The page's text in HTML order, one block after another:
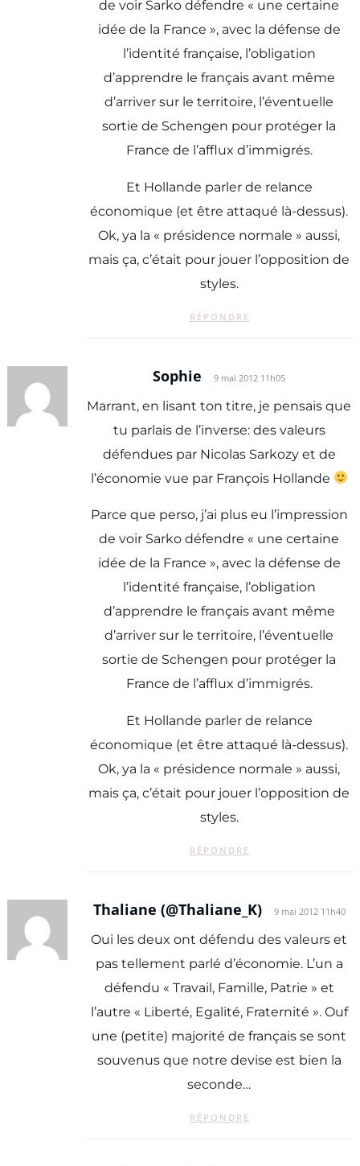
de voir Sarko défendre « une certaine
idée de la France », avec la défense de
l’identité française, l’obligation
d’apprendre le français avant même
d’arriver sur le territoire, l’éventuelle
sortie de Schengen pour protéger la
France de l’afflux d’immigrés.
Et Hollande parler de relance
économique (et être attaqué là-dessus).
Ok, ya la « présidence normale » aussi,
mais ça, c’était pour jouer l’opposition de
styles.
RÉPONDRE
Sophie 9 mai 2012 11h05
Marrant, en lisant ton titre, je pensais que
tu parlais de l’inverse: des valeurs
défendues par Nicolas Sarkozy et de
l’économie vue par François Hollande
Parce que perso, j’ai plus eu l’impression
de voir Sarko défendre « une certaine
idée de la France », avec la défense de
l’identité française, l’obligation
d’apprendre le français avant même
d’arriver sur le territoire, l’éventuelle
sortie de Schengen pour protéger la
France de l’afflux d’immigrés.
Et Hollande parler de relance
économique (et être attaqué là-dessus).
Ok, ya la « présidence normale » aussi,
mais ça, c’était pour jouer l’opposition de
styles.
RÉPONDRE
Thaliane (@Thaliane_K) 9 mai 2012 11h40
Oui les deux ont défendu des valeurs et
pas tellement parlé d’économie. L’un a
défendu « Travail, Famille, Patrie » et
l’autre « Liberté, Egalité, Fraternité ». Ouf
une (petite) majorité de français se sont
souvenus que notre devise est bien la
seconde…
RÉPONDRE